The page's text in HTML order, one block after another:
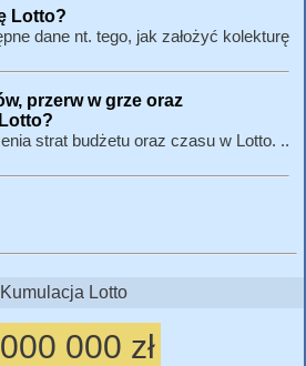
Lotto?
dane nt. tego, jak założyć kolekturę
przerw w grze oraz
strat budżetu oraz czasu w Lotto. ..
Kumulacja Lotto
000 zł